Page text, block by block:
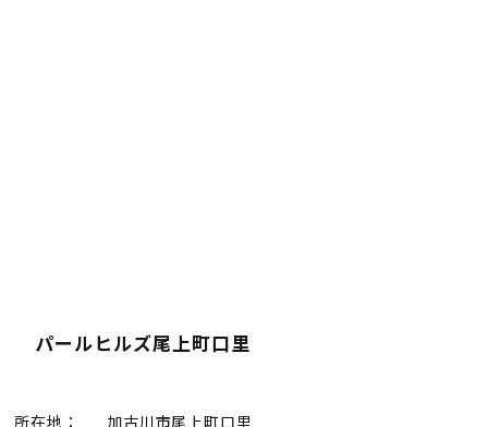
パールヒルズ尾上町口里
所在地：
加古川市尾上町口里